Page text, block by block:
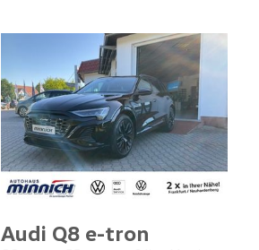
Audi Q8 e-tron